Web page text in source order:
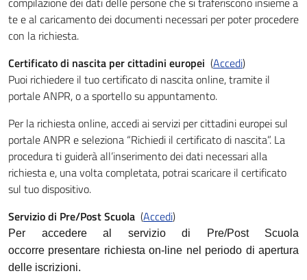
te e al caricamento dei documenti necessari per poter procedere
con la richiesta.
Certificato di nascita per cittadini europei (Accedi)
Puoi richiedere il tuo certificato di nascita online, tramite il
portale ANPR, o a sportello su appuntamento.
Per la richiesta online, accedi ai servizi per cittadini europei sul
portale ANPR e seleziona “Richiedi il certificato di nascita”. La
procedura ti guiderà all’inserimento dei dati necessari alla
richiesta e, una volta completata, potrai scaricare il certificato
sul tuo dispositivo.
Servizio di Pre/Post Scuola (Accedi)
Per accedere al servizio di Pre/Post Scuola
occorre presentare richiesta on-line nel periodo di apertura
delle iscrizioni.